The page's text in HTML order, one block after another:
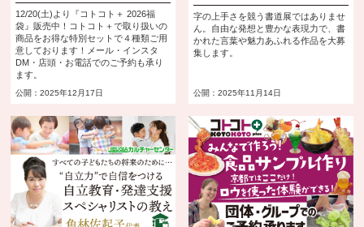
12/20(土)より『コトコト＋ 2026福
袋』販売中！コトコト＋で取り扱いの
商品をお得な特別セットで４種類ご用
意しております！メール・インスタ
DM・店頭・お電話でのご予約も承り
ます。
公開：2025年12月17日
字の上手さを競う書道展ではありませ
ん。自由な発想と豊かな表現力で、書
かれた言葉や魅力あふれる作品を大募
集します。
公開：2025年11月14日